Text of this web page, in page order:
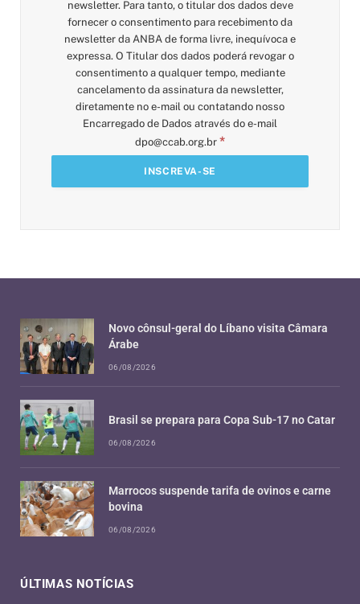
newsletter. Para tanto, o titular dos dados deve
fornecer o consentimento para recebimento da
newsletter da ANBA de forma livre, inequívoca e
expressa. O Titular dos dados poderá revogar o
consentimento a qualquer tempo, mediante
cancelamento da assinatura da newsletter,
diretamente no e-mail ou contatando nosso
Encarregado de Dados através do e-mail
dpo@ccab.org.br *
ÚLTIMAS NOTÍCIAS
Novo cônsul-geral do Líbano visita Câmara
Árabe
06/08/2026
Brasil se prepara para Copa Sub-17 no Catar
06/08/2026
Marrocos suspende tarifa de ovinos e carne
bovina
06/08/2026